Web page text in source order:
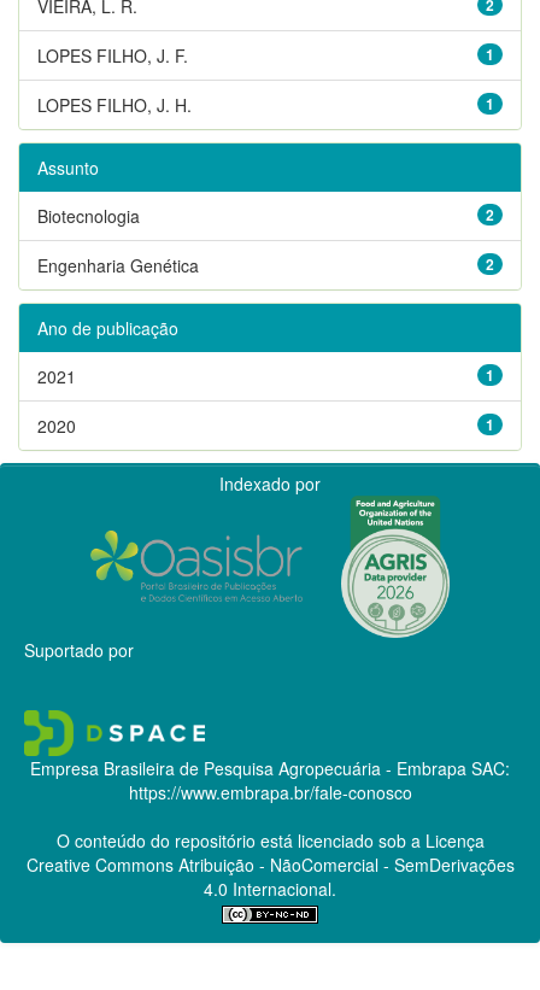
VIEIRA, L. R.
1
LOPES FILHO, J. F.
1
LOPES FILHO, J. H.
Assunto
2
Biotecnologia
2
Engenharia Genética
Ano de publicação
1
2021
1
2020
Indexado por
Suportado por
Empresa Brasileira de Pesquisa Agropecuária - Embrapa SAC:
https://www.embrapa.br/fale-conosco
O conteúdo do repositório está licenciado sob a Licença
Creative CommonsAtribuição - NãoComercial - SemDerivações
4.0 Internacional.